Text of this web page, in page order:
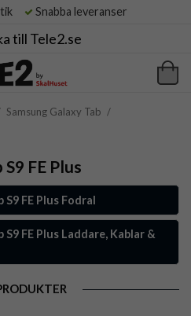
Snabba leveranser
till Tele2.se
Samsung Galaxy Tab /
FE Plus
S9 FE Plus Fodral
S9 FE Plus Laddare, Kablar &